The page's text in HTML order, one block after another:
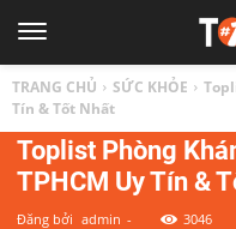
1
HCM
TRANG CHỦ SỨC KHỎE
Tín & Tốt Nhất
Toplist Phòng
TPHCM Uy Tín &
Đăng bởi admin - 3046